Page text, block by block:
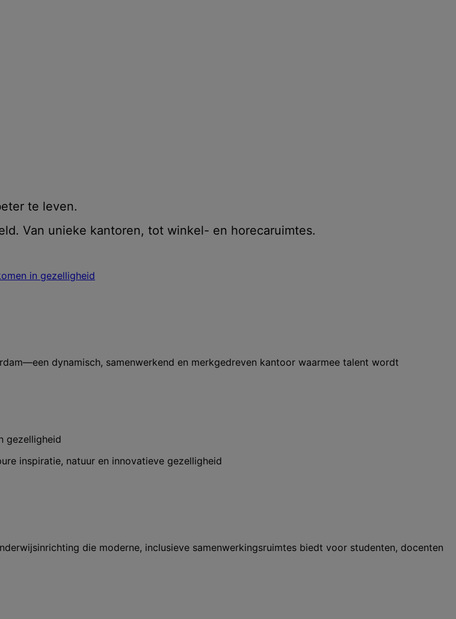
te leven.
Van unieke kantoren, tot winkel- en horecaruimtes.
dynamisch, samenwerkend en merkgedreven kantoor waarmee talent wordt
gezelligheid
inspiratie, natuur en innovatieve gezelligheid
die moderne, inclusieve samenwerkingsruimtes biedt voor studenten, docenten